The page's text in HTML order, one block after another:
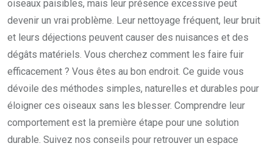
oiseaux paisibles, mais leur présence excessive peut
devenir un vrai problème. Leur nettoyage fréquent, leur bruit
et leurs déjections peuvent causer des nuisances et des
dégâts matériels. Vous cherchez comment les faire fuir
efficacement ? Vous êtes au bon endroit. Ce guide vous
dévoile des méthodes simples, naturelles et durables pour
éloigner ces oiseaux sans les blesser. Comprendre leur
comportement est la première étape pour une solution
durable. Suivez nos conseils pour retrouver un espace